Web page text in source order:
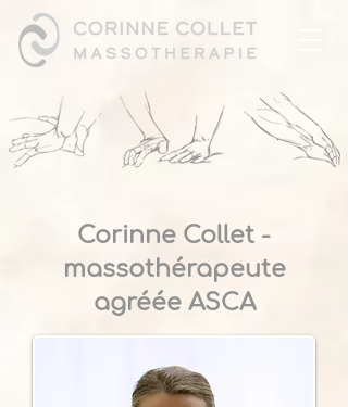
Corinne Collet -
massothérapeute
agréée ASCA